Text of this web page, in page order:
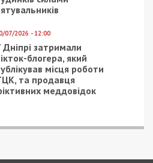
07/2026 - 12:00
Дніпрі затримали
блогера, який
місця роботи
та продавця
меддовідок